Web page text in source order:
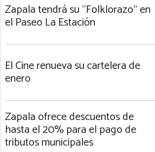
Zapala tendrá su “Folklorazo” en
el Paseo La Estación
El Cine renueva su cartelera de
enero
Zapala ofrece descuentos de
hasta el 20% para el pago de
tributos municipales